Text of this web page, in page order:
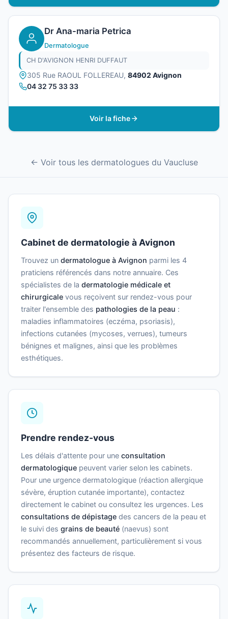
Dr Ana-maria Petrica
Dermatologue
CH D'AVIGNON HENRI DUFFAUT
305 Rue RAOUL FOLLEREAU, 84902 Avignon
04 32 75 33 33
Voir la fiche
← Voir tous les dermatologues du Vaucluse
Cabinet de dermatologie à Avignon
Trouvez un dermatologue à Avignon parmi les 4
praticiens référencés dans notre annuaire. Ces
spécialistes de la dermatologie médicale et
chirurgicale vous reçoivent sur rendez-vous pour
traiter l'ensemble des pathologies de la peau :
maladies inflammatoires (eczéma, psoriasis),
infections cutanées (mycoses, verrues), tumeurs
bénignes et malignes, ainsi que les problèmes
esthétiques.
Prendre rendez-vous
Les délais d'attente pour une consultation
dermatologique peuvent varier selon les cabinets.
Pour une urgence dermatologique (réaction allergique
sévère, éruption cutanée importante), contactez
directement le cabinet ou consultez les urgences. Les
consultations de dépistage des cancers de la peau et
le suivi des grains de beauté (naevus) sont
recommandés annuellement, particulièrement si vous
présentez des facteurs de risque.